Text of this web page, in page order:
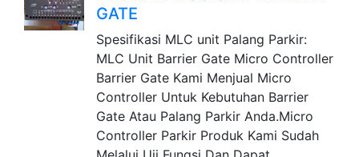
GATE
Spesifikasi MLC unit Palang Parkir:
MLC Unit Barrier Gate Micro Controller
Barrier Gate Kami Menjual Micro
Controller Untuk Kebutuhan Barrier
Gate Atau Palang Parkir Anda.Micro
Controller Parkir Produk Kami Sudah